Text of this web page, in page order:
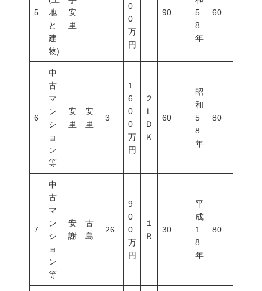
5
地
と
建
物)
安
里
0
0
万
円
90
5
8
年
60
6
中
古
マ
ン
シ
ョ
ン
等
安
里
安
里
3
1
6
0
0
万
円
２
Ｌ
Ｄ
Ｋ
60
昭
和
5
8
年
80
7
中
古
マ
ン
シ
ョ
ン
等
安
謝
古
島
26
9
0
0
万
円
１
Ｒ
30
平
成
1
8
年
80